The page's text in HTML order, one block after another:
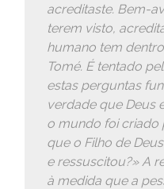
acreditaste. Bem-
terem visto,
humano tem
Tomé. É tentado
estas perguntas
verdade que Deus
o mundo foi criado
que o Filho de
e ressuscitou?» A
à medida que a